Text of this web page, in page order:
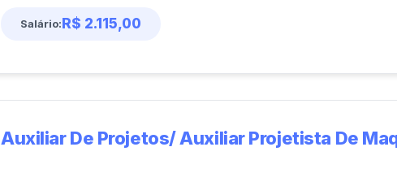
Salário:R$ 2.115,00
Auxiliar De Projetos/ Auxiliar Projetista De